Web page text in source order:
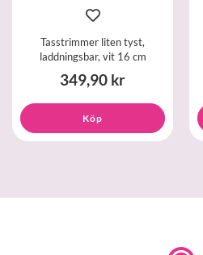
Tasstrimmer liten tyst,
laddningsbar, vit 16 cm
349,90 kr
Köp